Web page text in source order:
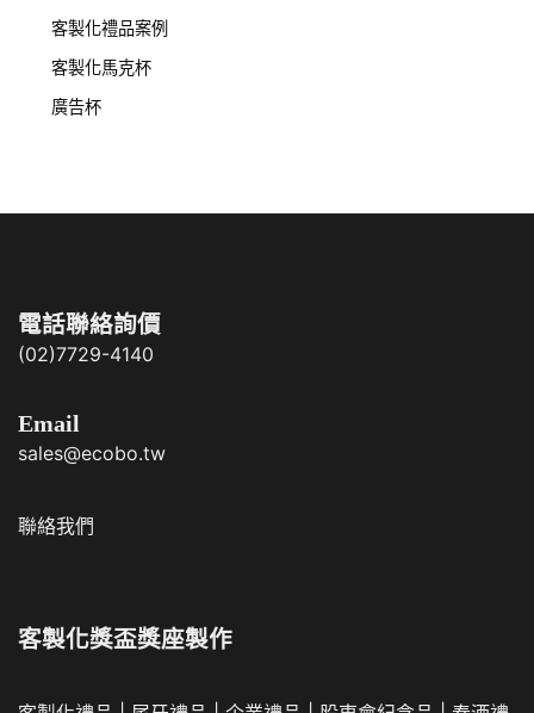
客製化禮品案例
客製化馬克杯
廣告杯
電話聯絡詢價
(02)7729-4140
Email
sales@ecobo.tw
聯絡我們
客製化獎盃獎座製作